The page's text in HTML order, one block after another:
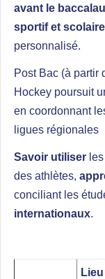
avant le
sportif et scolaire
personnalisé.
Post Bac (à partir
Hockey poursuit
en coordonnant
ligues régionales
Savoir utiliser
des athlètes,
conciliant les
internationaux.
Lieu